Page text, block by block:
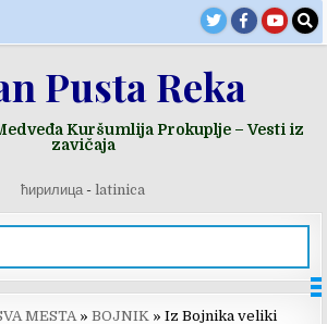
Pusta Reka
Kuršumlija Prokuplje – Vesti iz
zavičaja
ћирилица - latinica
MESTA»BOJNIK »Iz Bojnika veliki